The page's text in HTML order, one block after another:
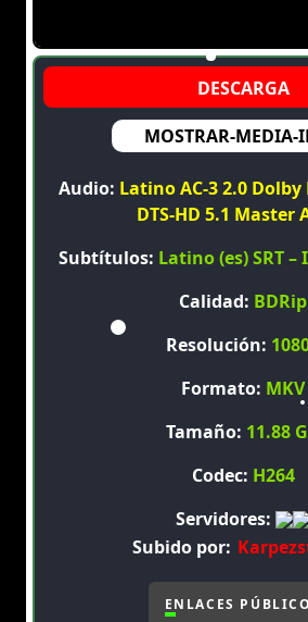
MOSTRAR-MEDIA-
Audio: Latino AC-3 2.0
DTS-HD 5.1 Master
Subtítulos: Latino (es) SRT –
Calidad: BDRip
Resolución:
Formato: MKV
Tamaño: 11.88
Codec: H264
Servidores:
Subido por:
ENLACES